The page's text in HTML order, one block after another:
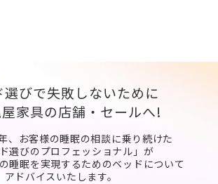
選びで失敗しないために
家具の店舗・セールへ!
、お客様の睡眠の相談に乗り続けた
ド選びのプロフェッショナル」が
睡眠を実現するためのベッドについて
アドバイスいたします。